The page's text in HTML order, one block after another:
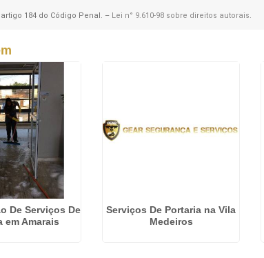
184 do Código Penal. – Lei n° 9.610-98 sobre direitos autorais.
De Serviços De
em Amarais
Serviços De Portaria na Vila
Medeiros